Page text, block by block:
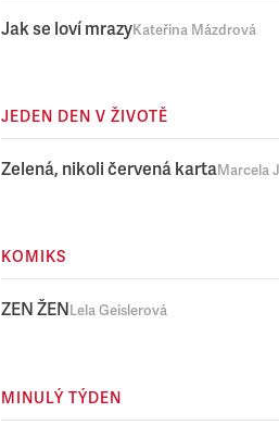
Jak se loví mrazyKateřina Mázdrová
JEDEN DEN V ŽIVOTĚ
Zelená, nikoli červená kartaMarcela
KOMIKS
ZEN ŽENLela Geislerová
MINULÝ TÝDEN